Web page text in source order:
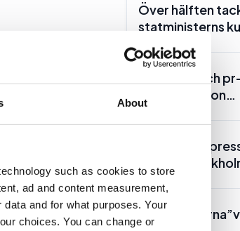
About
such as cookies to store
ad and content measurement,
and for what purposes. Your
choices. You can change or
Över hälften
statministerns
Lars Lerin och
Ulf Kristersson…
SKR hämtar
Region